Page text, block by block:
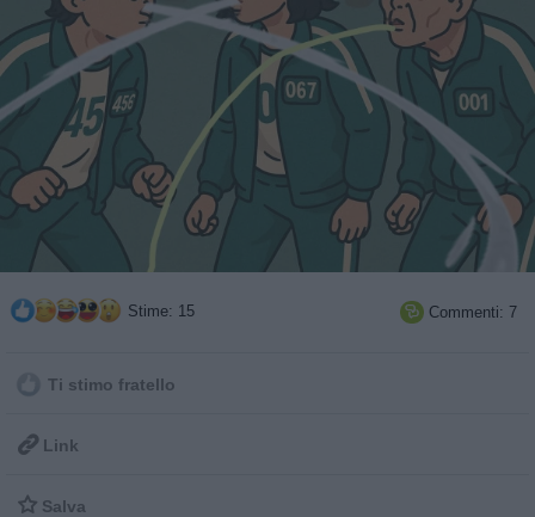
Stime: 15  Commenti: 7
Ti stimo fratello
 Link
 Salva